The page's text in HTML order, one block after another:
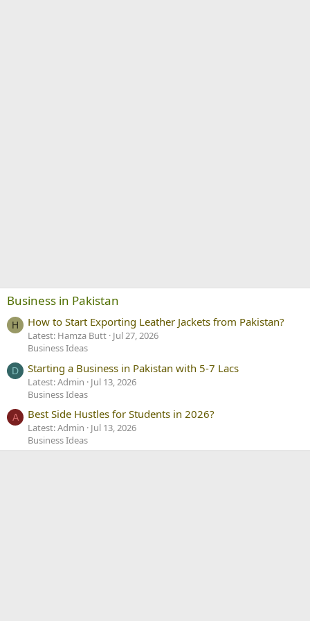
Business in Pakistan
H How to Start Exporting Leather Jackets from Pakistan?
Latest: Hamza Butt Jul 27, 2026
Business Ideas
D Starting a Business in Pakistan with 5-7 Lacs
Latest: Admin
Jul 13, 2026
Business Ideas
A Best Side Hustles for Students in 2026?
Latest: Admin
Jul 13, 2026
Business Ideas